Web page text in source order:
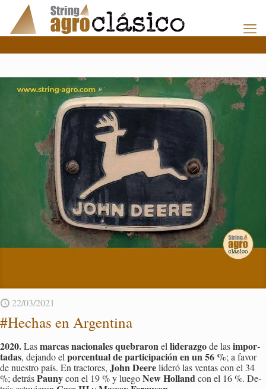
22/03/2021
#He­chas en Ar­gen­ti­na
2020.Lasmar­cas na­cio­na­les que­bra­ronel li­de­raz­gode lasim­por­
ta­das, de­jan­do el por­cen­tual de par­ti­ci­pa­ción en un 56 %; a favor
de nues­tro país. En trac­to­res, John Deereli­de­ró las ven­tas con el 34
%; de­trásPaunycon el 19 % y luegoNew Ho­llandcon el 16 %. De­